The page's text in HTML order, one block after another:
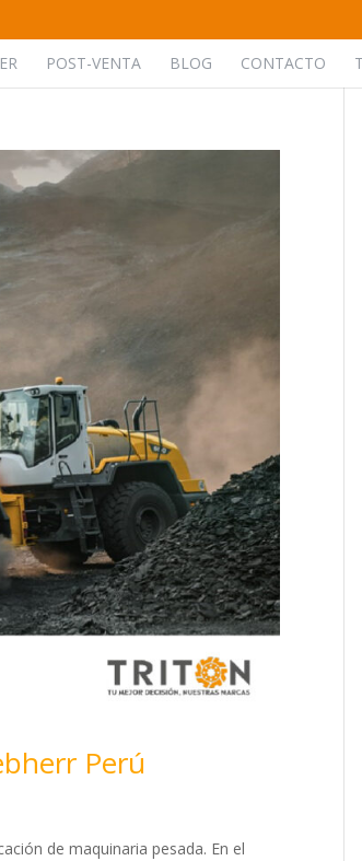
POST-VENTA BLOG CONTACTO
Perú
de maquinaria pesada. En el